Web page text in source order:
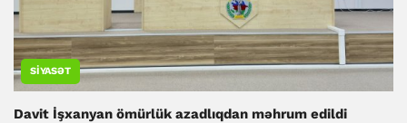
SIYASƏT
Davit İşxanyan ömürlük azadlıqdan məhrum edildi